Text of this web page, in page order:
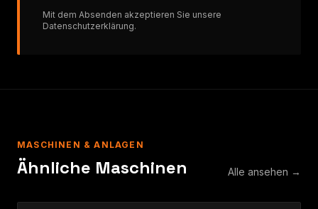
Mit dem Absenden akzeptieren Sie unsere
Datenschutzerklärung.
MASCHINEN & ANLAGEN
Ähnliche Maschinen Alle ansehen →